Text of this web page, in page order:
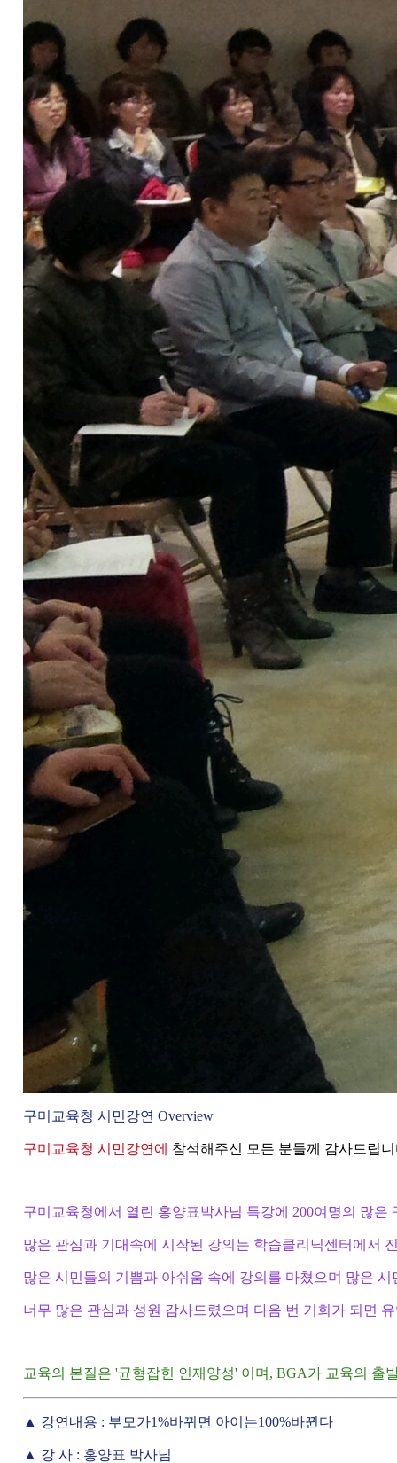
구미교육청 시민강연 Overview
구미교육청 시민강연에 참석해주신 모든 분들께 감사드립
구미교육청에서 열린 홍양표박사님 특강에 200여명의 많
많은 관심과 기대속에 시작된 강의는 학습클리닉센터에서
많은 시민들의 기쁨과 아쉬움 속에 강의를 마쳤으며 많은
너무 많은 관심과 성원 감사드렸으며 다음 번 기회가 되면
교육의 본질은 '균형잡힌 인재양성' 이며, BGA가 교육의 출
▲ 강연내용 : 부모가1%바뀌면 아이는100%바뀐다
▲ 강 사 : 홍양표 박사님